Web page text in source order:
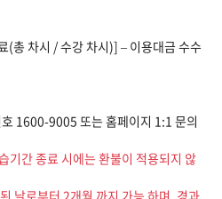
(총 차시 / 수강 차시)] – 이용대금 수수
1600-9005 또는 홈페이지 1:1 문의
기간 종료 시에는 환불이 적용되지 않
날로부터 2개월 까지 가능 하며, 경과